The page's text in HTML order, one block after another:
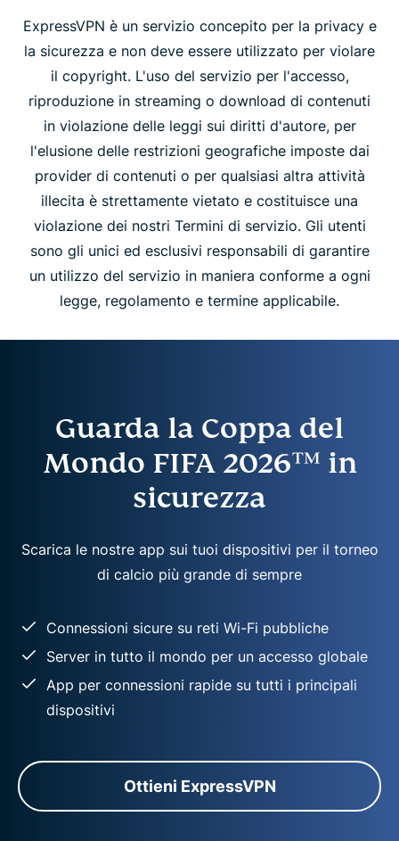
ExpressVPN è un servizio concepito per la privacy e
la sicurezza e non deve essere utilizzato per violare
il copyright. L'uso del servizio per l'accesso,
riproduzione in streaming o download di contenuti
in violazione delle leggi sui diritti d'autore, per
l'elusione delle restrizioni geografiche imposte dai
provider di contenuti o per qualsiasi altra attività
illecita è strettamente vietato e costituisce una
violazione dei nostri Termini di servizio. Gli utenti
sono gli unici ed esclusivi responsabili di garantire
un utilizzo del servizio in maniera conforme a ogni
legge, regolamento e termine applicabile.
Guarda la Coppa del
Mondo FIFA 2026™ in
sicurezza
Scarica le nostre app sui tuoi dispositivi per il torneo
di calcio più grande di sempre
Connessioni sicure su reti Wi-Fi pubbliche
Server in tutto il mondo per un accesso globale
App per connessioni rapide su tutti i principali
dispositivi
Ottieni ExpressVPN